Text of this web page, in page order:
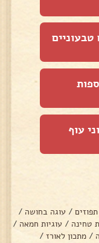
טבעוניים
עוף
/ עוגה בחושה /
טחינה / עוגיות חמאה /
/ מתכון לאורז /